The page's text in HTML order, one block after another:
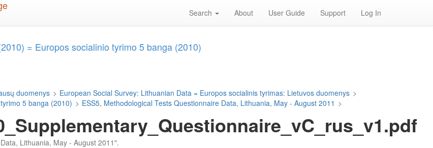
Search About User Guide Support Log In
= Europos socialinio tyrimo 5 banga (2010)
duomenys > European Social Survey: Lithuanian Data = Europos socialinis tyrimas: Lietuvos duomenys >
5 banga (2010) > ESS5, Methodological Tests Questionnaire Data, Lithuania, May - August 2011 >
Lithuania, May - August 2011".